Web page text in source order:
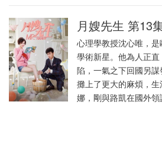
月嫂先生 第13
心理學教授沈心唯，
學術新星。他為人正
陷，一氣之下回國另
攤上了更大的麻煩，
娜，剛與路凱在國外